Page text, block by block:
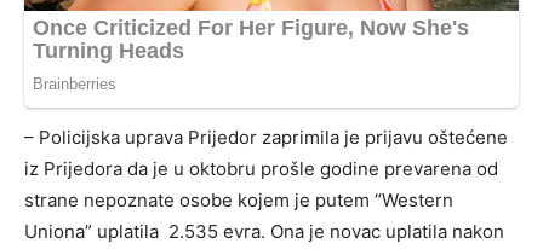
– Policijska uprava Prijedor zaprimila je prijavu oštećene
iz Prijedora da je u oktobru prošle godine prevarena od
strane nepoznate osobe kojem je putem “Western
Uniona” uplatila 2.535 evra. Ona je novac uplatila nakon